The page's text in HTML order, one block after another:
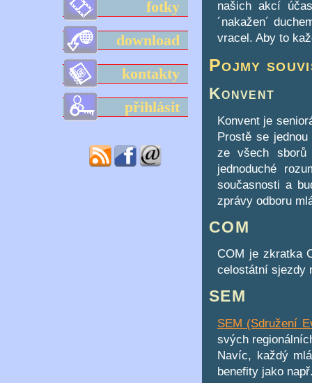
fotky
download
kontakty
přihlásit
našich akcí
´nakažen´
vracel. Aby to
Pojmy
Konvent
Konvent je
Prostě se
ze všech
jednoduché
současnosti a
zprávy odboru
COM
COM je zkratka
celostátní sjezdy
SEM
SEM (Sdružení
svých
Navíc, každý
benefity jako